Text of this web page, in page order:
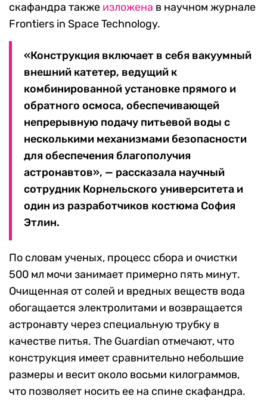
скафандра также изложена в научном журнале
Frontiers in Space Technology.
«Конструкция включает в себя вакуумный
внешний катетер, ведущий к
комбинированной установке прямого и
обратного осмоса, обеспечивающей
непрерывную подачу питьевой воды с
несколькими механизмами безопасности
для обеспечения благополучия
астронавтов», — рассказала научный
сотрудник Корнельского университета и
один из разработчиков костюма София
Этлин.
По словам ученых, процесс сбора и очистки
500 мл мочи занимает примерно пять минут.
Очищенная от солей и вредных веществ вода
обогащается электролитами и возвращается
астронавту через специальную трубку в
качестве питья. The Guardian отмечают, что
конструкция имеет сравнительно небольшие
размеры и весит около восьми килограммов,
что позволяет носить ее на спине скафандра.